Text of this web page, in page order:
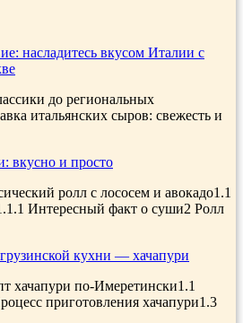
насладитесь вкусом Италии с
до региональных
итальянских сыров: свежесть и
вкусно и просто
ролл с лососем и авокадо1.1
Интересный факт о суши2 Ролл
кухни — хачапури
хачапури по-Имеретински1.1
приготовления хачапури1.3